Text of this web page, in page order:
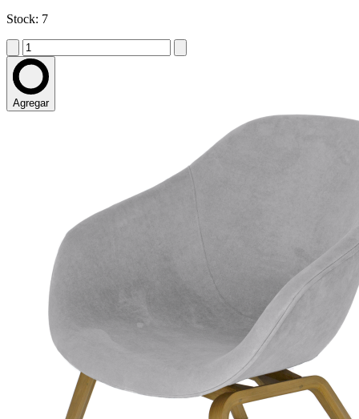
Stock: 7
Agregar